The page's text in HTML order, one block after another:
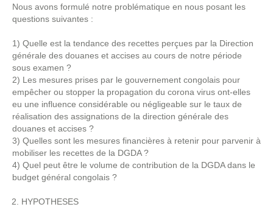
Nous avons formulé notre problématique en nous posant les
questions suivantes :
1) Quelle est la tendance des recettes perçues par la Direction
générale des douanes et accises au cours de notre période
sous examen ?
2) Les mesures prises par le gouvernement congolais pour
empêcher ou stopper la propagation du corona virus ont-elles
eu une influence considérable ou négligeable sur le taux de
réalisation des assignations de la direction générale des
douanes et accises ?
3) Quelles sont les mesures financières à retenir pour parvenir à
mobiliser les recettes de la DGDA ?
4) Quel peut être le volume de contribution de la DGDA dans le
budget général congolais ?
HYPOTHESES